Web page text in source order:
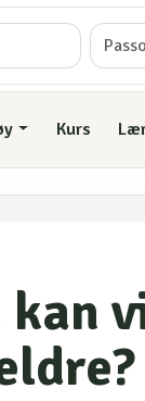
Kurs